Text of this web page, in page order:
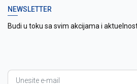
NEWSLETTER
Budi u toku sa svim akcijama i